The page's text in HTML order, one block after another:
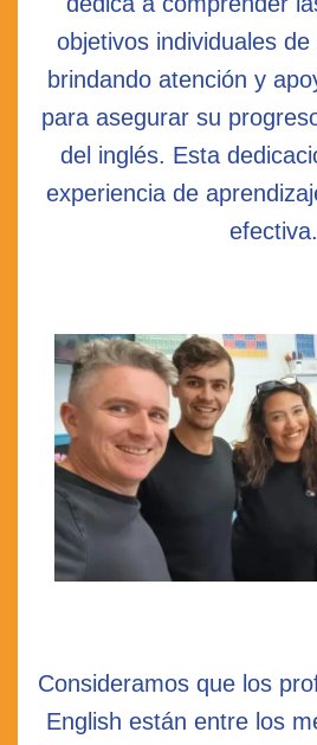
objetivos individuales
brindando atención y
para asegurar su
del inglés. Esta
experiencia de
efectiva.
Consideramos que los
English están entre los